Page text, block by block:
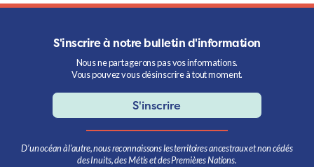
S'inscrire à notre bulletin d'information
Nous ne partagerons pas vos informations.
Vous pouvez vous désinscrire à tout moment.
S'inscrire
D’un océan à l’autre, nous reconnaissons les territoires ancestraux et non cédés
des Inuits, des Métis et des Premières Nations.